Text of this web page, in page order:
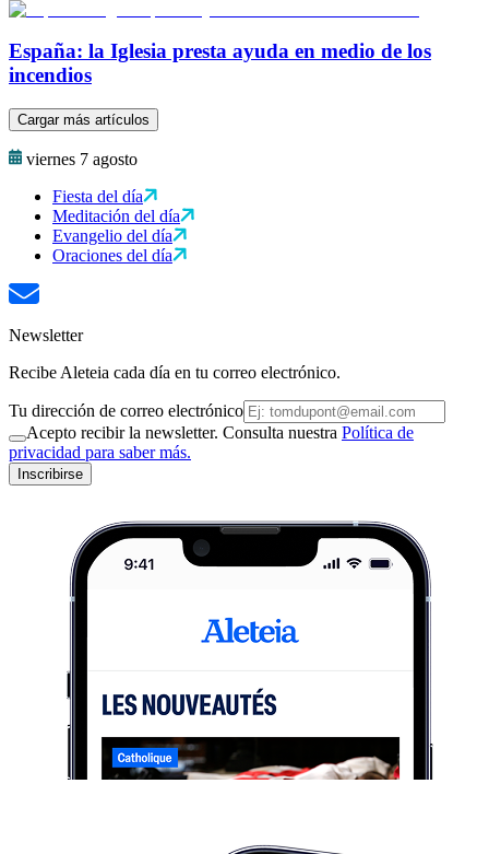
España: la Iglesia presta ayuda en medio de los
incendios
Cargar más artículos
viernes 7 agosto
Fiesta del día
Meditación del día
Evangelio del día
Oraciones del día
Newsletter
Recibe Aleteia cada día en tu correo electrónico.
Tu dirección de correo electrónico
Acepto recibir la newsletter. Consulta nuestra Política de
privacidad para saber más.
Inscribirse